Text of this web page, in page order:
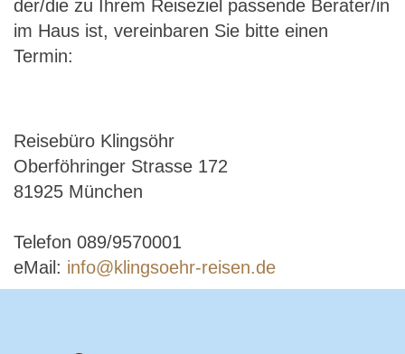
der/die zu Ihrem Reiseziel passende Berater/in
im Haus ist, vereinbaren Sie bitte einen
Termin:
Reisebüro Klingsöhr
Oberföhringer Strasse 172
81925 München
Telefon 089/9570001
eMail: info@klingsoehr-reisen.de